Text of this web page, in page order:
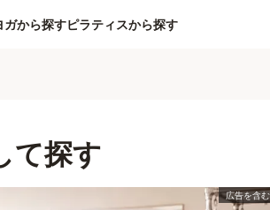
ガから探すピラティスから探す
て探す